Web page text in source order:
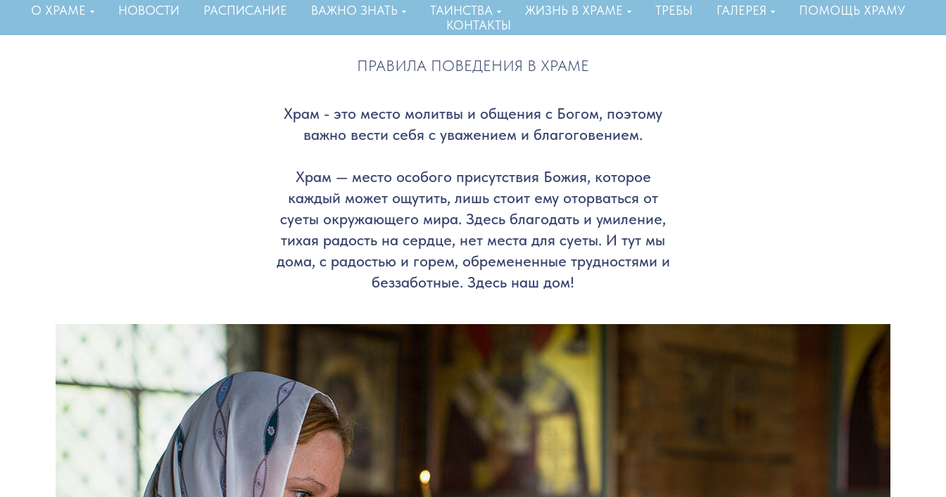
О ХРАМЕ НОВОСТИ РАСПИСАНИЕ ВАЖНО ЗНАТЬ ТАИНСТВА ЖИЗНЬ В ХРАМЕ ТРЕБЫ ГАЛЕРЕЯ
ПОМОЩЬ ХРАМУ
КОНТАКТЫ
ПРАВИЛА ПОВЕДЕНИЯ В ХРАМЕ
Храм - это место молитвы и общения с Богом, поэтому
важно вести себя с уважением и благоговением.
Храм — место особого присутствия Божия, которое
каждый может ощутить, лишь стоит ему оторваться от
суеты окружающего мира. Здесь благодать и умиление,
тихая радость на сердце, нет места для суеты. И тут мы
дома, с радостью и горем, обремененные трудностями и
беззаботные. Здесь наш дом!